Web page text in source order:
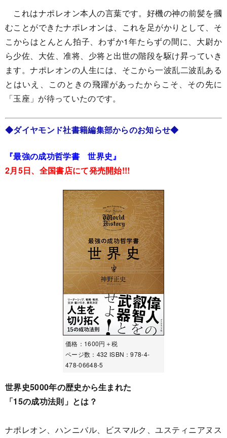
これはナポレオン本人の言葉です。好機の神の前髪を摑
むことができたナポレオンは、これを足がかりとして、そ
こからはとんとん拍子、わずか1年たらずの間に、大尉か
ら少佐、大佐、准将、少将と出世の階段を駆け昇っていき
ます。ナポレオンの人生には、そこから一波乱二波乱ある
とはいえ、このときの飛躍があったからこそ、その先に
「玉座」が待っていたのです。
◆ダイヤモンド社書籍編集部からのお知らせ◆
『最強の成功哲学書 世界史』
2月5日、全国書店にて発売開始!!!
価格：1600円＋税
ページ数：432 ISBN：978-4-
478-06648-5
世界史5000年の歴史から生まれた
「15の成功法則」とは？
ナポレオン、ハンニバル、ビスマルク、ユスティニアヌス